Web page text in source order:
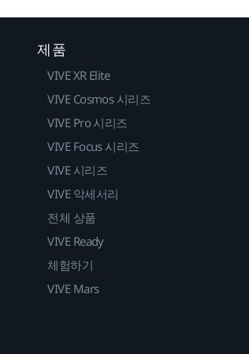
제품
VIVE XR Elite
VIVE Cosmos 시리즈
VIVE Pro 시리즈
VIVE Focus 시리즈
VIVE 시리즈
VIVE 악세서리
전체 상품
VIVE Ready
체험하기
VIVE Mars